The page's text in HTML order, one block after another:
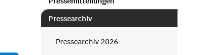
Pressearchiv
Pressearchiv 2026